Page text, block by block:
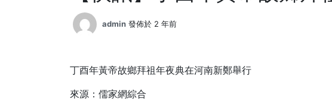
admin 發佈於 2 年前
丁酉年黃帝故鄉拜祖年夜典在河南新鄭舉行
來源：儒家網綜合